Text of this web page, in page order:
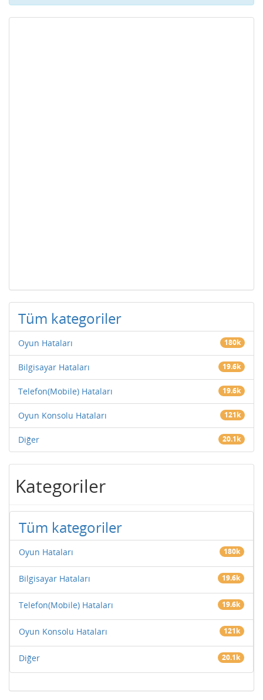
Tüm kategoriler
Oyun Hataları 180k
Bilgisayar Hataları 19.6k
Telefon(Mobile) Hataları 19.6k
Oyun Konsolu Hataları 121k
Diğer 20.1k
Kategoriler
Tüm kategoriler
Oyun Hataları 180k
Bilgisayar Hataları 19.6k
Telefon(Mobile) Hataları 19.6k
Oyun Konsolu Hataları 121k
Diğer 20.1k